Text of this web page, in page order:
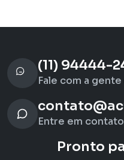
(11) 94444-
Fale com a
Entre em contato
Pronto